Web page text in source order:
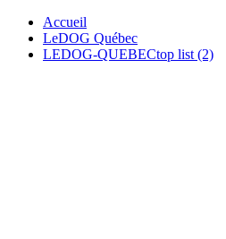
Accueil
LeDOG Québec
LEDOG-QUEBECtop list (2)